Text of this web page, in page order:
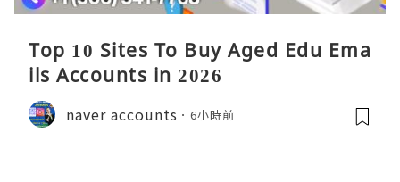
Top 10 Sites To Buy Aged Edu Ema
ils Accounts in 2026
naver accounts 6小時前